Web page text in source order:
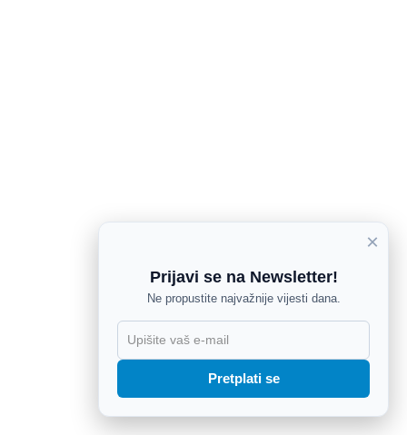
×
Prijavi se na Newsletter!
Ne propustite najvažnije vijesti dana.
Pretplati se